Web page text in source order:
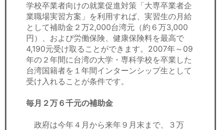
学校卒業者向けの就業促進対策「大専卒業者企
業職場実習方案」を利用すれば、実習生の月給
として補助金２万2,000台湾元（約６万3,000
円）、および労働保険、健康保険料を最高で
4,190元受け取ることができます。2007年～09
年の２年間に台湾の大学・専科学校を卒業した
台湾国籍者を１年間インターンシップ生として
受け入れることが条件です。
毎月２万６千元の補助金
政府は今年４月から来年９月末まで、３万